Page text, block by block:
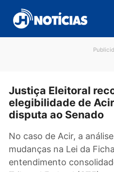
para
conteúdo
Justiça Eleitoral
elegibilidade de
No caso de Acir, a
mudanças na Lei da